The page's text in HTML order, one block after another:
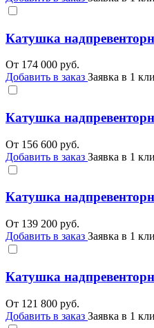
Катушка
От 174 000 руб.
Добавить в заказ Заявка в 1
Катушка
От 156 600 руб.
Добавить в заказ Заявка в 1
Катушка
От 139 200 руб.
Добавить в заказ Заявка в 1
Катушка
От 121 800 руб.
Добавить в заказ Заявка в 1